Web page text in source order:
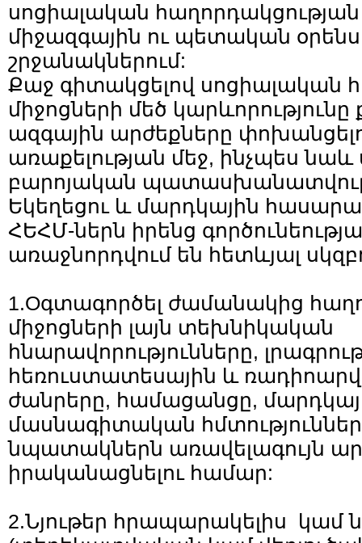
սոցիալական
միջազգային ու պետական
շրջանակներում:
Քաջ գիտակցելով սոցիալական
միջոցների մեծ
ազգային արժեքները
առաքելության մեջ, ինչպես
բարոյական
Եկեղեցու և մարդկային
ՀԵՀՄ-ներն իրենց
առաջնորդվում են հետևյալ
1.Oգտագործել ժամանակից
միջոցների լայն տեխնիկական
հնարավորությունները,
հեռուստատեսային և
ժանրերը, համացանցը,
մասնագիտական
նպատակներն առավելագույն
իրականացնելու համար:
2.Նյութեր հրապարակելիս կամ